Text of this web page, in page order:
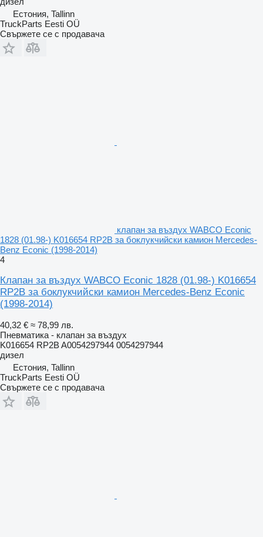
Естония, Tallinn
TruckParts Eesti OÜ
Свържете се с продавача
клапан за въздух WABCO Econic
1828 (01.98-) K016654 RP2B за боклукчийски камион Mercedes-
Benz Econic (1998-2014)
4
Клапан за въздух WABCO Econic 1828 (01.98-) K016654
RP2B за боклукчийски камион Mercedes-Benz Econic
(1998-2014)
40,32 € ≈ 78,99 лв.
Пневматика - клапан за въздух
K016654 RP2B A0054297944 0054297944
дизел
Естония, Tallinn
TruckParts Eesti OÜ
Свържете се с продавача